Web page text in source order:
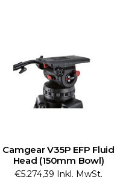
Camgear V35P EFP Fluid
Head (150mm Bowl)
€5.274,39 Inkl. MwSt.